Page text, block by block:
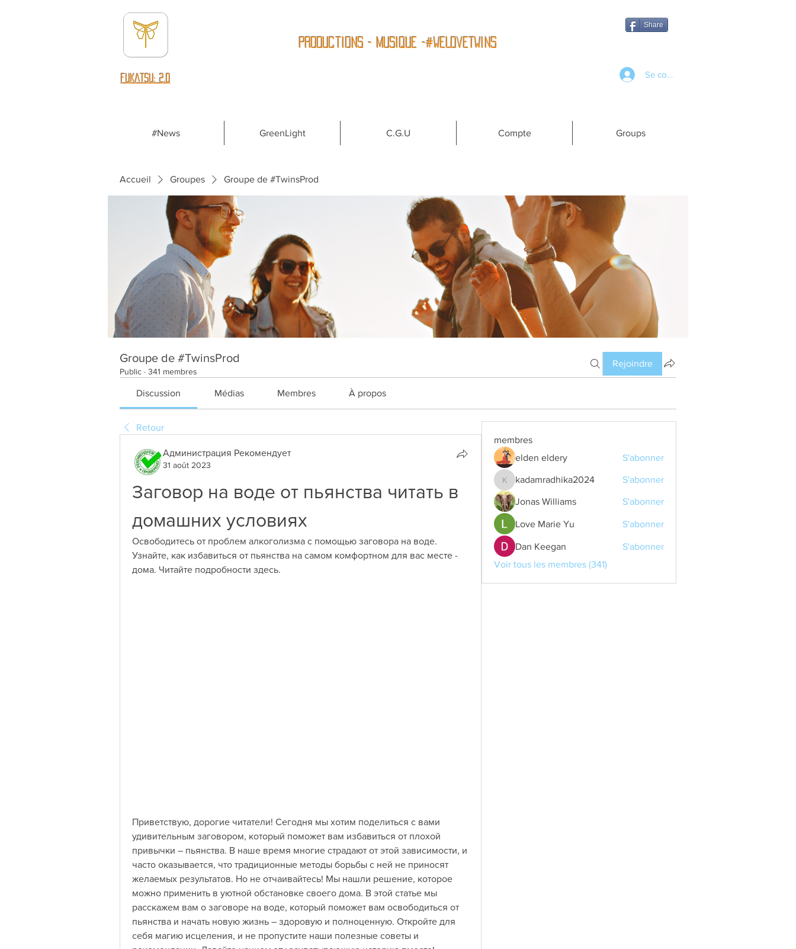
fUKATSU: 2.0
Share
Productions - Musique -#WeLoveTwins
Se connecter
#News GreenLight C.G.U Compte Groups
Accueil Groupes Groupe de #TwinsProd
Groupe de #TwinsProd
Public · 341 membres
Rejoindre
Discussion Médias Membres À propos
Retour
Администрация Рекомендует
31 août 2023
Заговор на воде от пьянства читать в
домашних условиях
Освободитесь от проблем алкоголизма с помощью заговора на воде.
Узнайте, как избавиться от пьянства на самом комфортном для вас месте -
дома. Читайте подробности здесь.
Приветствую, дорогие читатели! Сегодня мы хотим поделиться с вами
удивительным заговором, который поможет вам избавиться от плохой
привычки – пьянства. В наше время многие страдают от этой зависимости, и
часто оказывается, что традиционные методы борьбы с ней не приносят
желаемых результатов. Но не отчаивайтесь! Мы нашли решение, которое
можно применить в уютной обстановке своего дома. В этой статье мы
расскажем вам о заговоре на воде, который поможет вам освободиться от
пьянства и начать новую жизнь – здоровую и полноценную. Откройте для
себя магию исцеления, и не пропустите наши полезные советы и
membres
elden eldery
S'abonner
kadamradhika2024
kadamradhika2024 S'abonner
Jonas Williams S'abonner
Love Marie Yu S'abonner
Dan Keegan
S'abonner
Voir tous les membres (341)